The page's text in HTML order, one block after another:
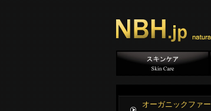
オーガニックファー